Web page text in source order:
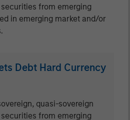
from emerging
in emerging market and/or
Debt Hard Currency
quasi-sovereign
from emerging